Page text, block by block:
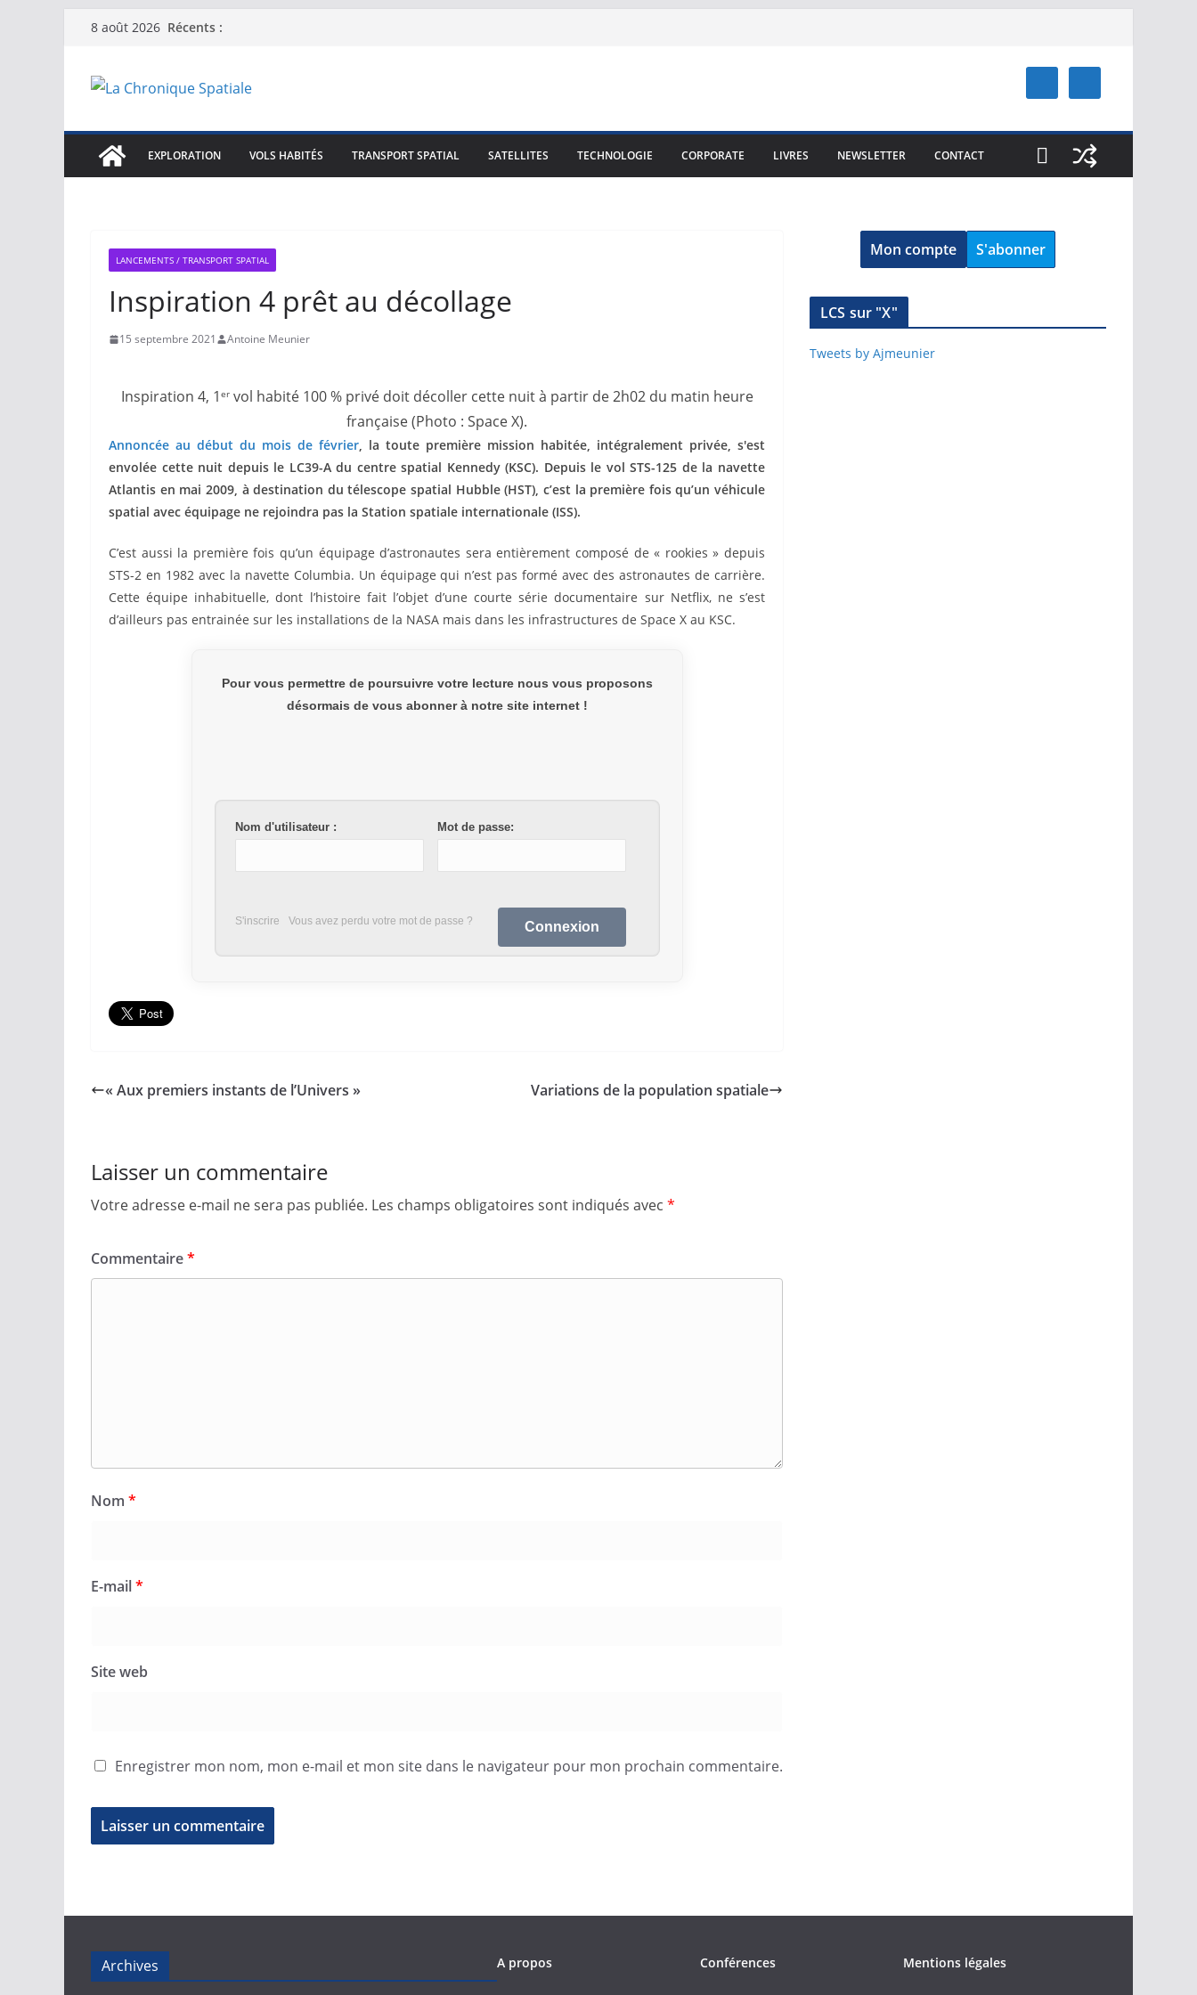
Passer8 août 2026 Récents :
EXPLORATION VOLS HABITÉS TRANSPORT SPATIAL SATELLITES TECHNOLOGIE CORPORATE LIVRES NEWSLETTER CONTACT
LANCEMENTS / TRANSPORT SPATIAL
Inspiration 4 prêt au décollage
15 septembre 2021 Antoine Meunier
Inspiration 4, 1 ervol habité 100 % privé doit décoller cette nuit à partir de 2h02 du matin heure
française (Photo : Space X).
Annoncée au début du mois de février, la toute première mission habitée, intégralement privée, s'est
envolée cette nuit depuis le LC39-A du centre spatial Kennedy (KSC). Depuis le vol STS-125 de la navette
Atlantis en mai 2009, à destination du télescope spatial Hubble (HST), c’est la première fois qu’un véhicule
spatial avec équipage ne rejoindra pas la Station spatiale internationale (ISS).
C’est aussi la première fois qu’un équipage d’astronautes sera entièrement composé de « rookies » depuis
STS-2 en 1982 avec la navette Columbia. Un équipage qui n’est pas formé avec des astronautes de carrière.
Cette équipe inhabituelle, dont l’histoire fait l’objet d’une courte série documentaire sur Netflix, ne s’est
d’ailleurs pas entrainée sur les installations de la NASA mais dans les infrastructures de Space X au KSC.
Pour vous permettre de poursuivre votre lecture nous vous proposons
désormais de vous abonner à notre site internet !
Nom d'utilisateur : Mot de passe:
S'inscrire Vous avez perdu votre mot de passe ?
« Aux premiers instants de l’Univers » Variations de la population spatiale
Laisser un commentaire
Votre adresse e-mail ne sera pas publiée. Les champs obligatoires sont indiqués avec *
Commentaire*
Nom *
E-mail*
Site web
Enregistrer mon nom, mon e-mail et mon site dans le navigateur pour mon prochain commentaire.
Mon compte S'abonner
LCS sur "X"
Tweets by Ajmeunier
Archives A propos Conférences Mentions légales